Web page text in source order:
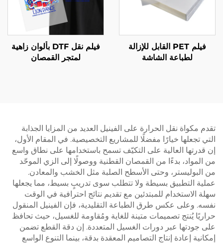
فيلم PET القابل للإزالة
لطباعة الشاشة
فيلم نقل DTF بألوان زاهية
لمتجر القمصان
تقدم مكواة نقل الحرارة على الفينيل العديد من المزايا الجذابة
التي تجعلها خيارًا مفضلًا للمشاريع التخصيصية. في المقام الأول،
إن قدرتها العالية على التكيّف تسمح باستخدامها على نطاق واسع
من المواد، بدءًا من القمصان القطنية ووصولًا إلى الزي الموحّد
من البوليستر، وحتى الأسطح الصلبة مثل الخشب والمعادن.
عملية التطبيق بسيطة ولا تتطلب سوى تدريبٍ بسيط، مما يجعلها
سهلة الاستخدام للمبتدئين مع تقديم نتائج احترافية في الوقت
نفسه. وعلى عكس طرق الطباعة التقليدية، فإن الفينيل المنقول
حراريًا يُنتج تصميمات متينة للغاية ومُقاومة للغسيل، حيث تحافظ
على جودتها عبر دورات الغسيل المتعددة. إن دقة القطع تضمن
إمكانية إعادة إنتاج التصاميم المعقدة بدقة، بينما التنوع الواسع